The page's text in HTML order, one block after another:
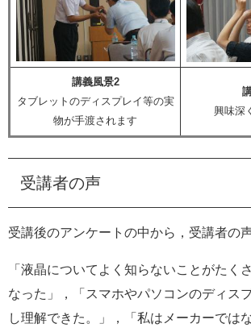
講義風景2
タブレットのディスプレイ等の実
物が手渡されます
興味深
受講者の声
受講後のアンケートの中から，受講者の
「液晶についてよく知らないことがたく
なった」，「スマホやパソコンのディス
し理解できた。」，「私はメーカーでは